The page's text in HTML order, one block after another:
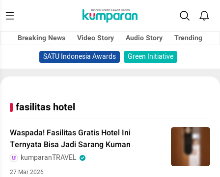
Breaking News Video Story Audio Story
Trending
SATU Indonesia Awards
Green Initiative
fasilitas hotel
Waspada! Fasilitas Gratis Hotel Ini
Ternyata Bisa Jadi Sarang Kuman
kumparanTRAVEL
27 Mar 2026